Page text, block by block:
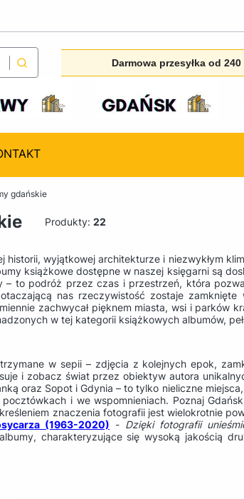
Szukaj Darmowa przesyłka od 240
gdańskie
Produkty: 22
historii, wyjątkowej architekturze i niezwykłym
książkowe dostępne w naszej księgarni są
to podróż przez czas i przestrzeń, która
nas rzeczywistość zostaje
zachwycał pięknem miasta, wsi i parków
w tej kategorii książkowych albumów,
w sepii – zdjęcia z kolejnych epok,
i zobacz świat przez obiektyw autora
oraz Sopot i Gdynia – to tylko nieliczne
i we wspomnieniach. Poznaj
znaczenia fotografii jest wielokrotnie
(1963-2020) - Dzięki fotografii
charakteryzujące się wysoką jakością